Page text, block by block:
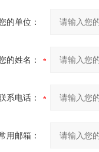
的单位：
的姓名：
系电话：
用邮箱：